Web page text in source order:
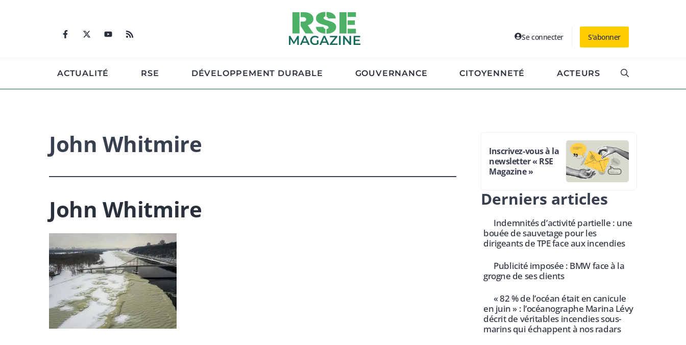
Se connecter S'abonner
ACTUALITÉ RSE DÉVELOPPEMENT DURABLE GOUVERNANCE CITOYENNETÉ ACTEURS
John Whitmire
John Whitmire
Inscrivez-vous à la
newsletter « RSE
Magazine »
Derniers articles
Indemnités d’activité partielle : une
bouée de sauvetage pour les
dirigeants de TPE face aux incendies
Publicité imposée : BMW face à la
grogne de ses clients
« 82 % de l’océan était en canicule
en juin » : l’océanographe Marina Lévy
décrit de véritables incendies sous-
marins qui échappent à nos radars